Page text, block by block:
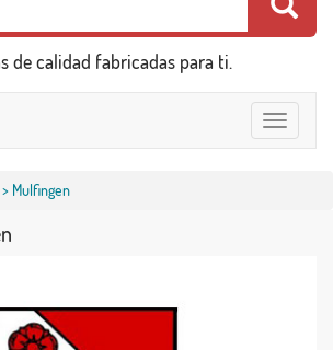
de calidad fabricadas para ti.
Toggle
navigation
> Mulfingen